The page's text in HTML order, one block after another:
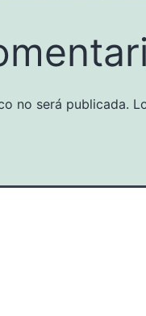
no será publicada.